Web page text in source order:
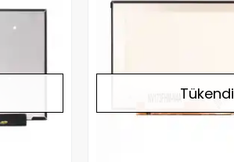
Tükendi